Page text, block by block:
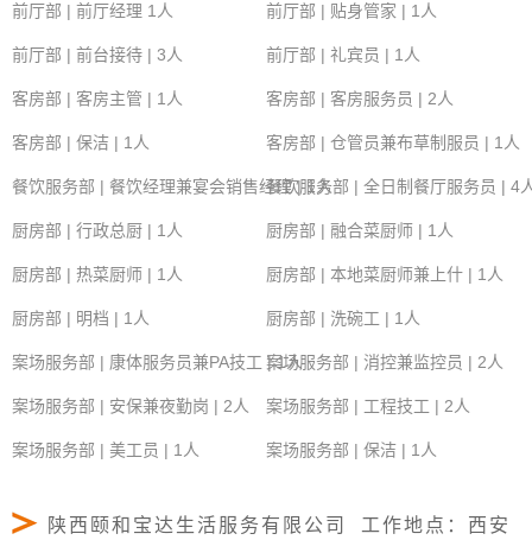
前厅部 | 前厅经理 1人 前厅部 | 贴身管家 | 1人
前厅部 | 前台接待 | 3人 前厅部 | 礼宾员 | 1人
客房部 | 客房主管 | 1人 客房部 | 客房服务员 | 2人
客房部 | 保洁 | 1人 客房部 | 仓管员兼布草制服员 | 1人
餐饮服务部 | 餐饮经理兼宴会销售经理 | 1人餐饮服务部 | 全日制餐厅服务员 | 4
厨房部 | 行政总厨 | 1人 厨房部 | 融合菜厨师 | 1人
厨房部 | 热菜厨师 | 1人 厨房部 | 本地菜厨师兼上什 | 1人
厨房部 | 明档 | 1人 厨房部 | 洗碗工 | 1人
案场服务部 | 康体服务员兼PA技工 | 1人案场服务部 | 消控兼监控员 | 2人
案场服务部 | 安保兼夜勤岗 | 2人 案场服务部 | 工程技工 | 2人
案场服务部 | 美工员 | 1人 案场服务部 | 保洁 | 1人
陕西颐和宝达生活服务有限公司 工作地点：西安